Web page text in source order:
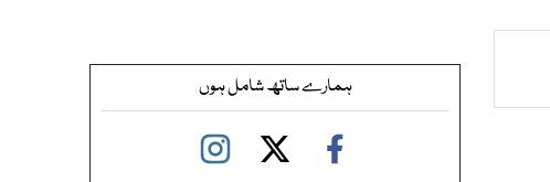
ہمارے ساتھ شامل ہوں